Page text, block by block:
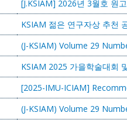
[J.KSIAM] 2026년 3월호 원
KSIAM 젊은 연구자상 추천
(J-KSIAM) Volume 29
KSIAM 2025 가을학술대회
[2025-IMU-ICIAM]
(J-KSIAM) Volume 29